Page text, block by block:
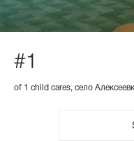
#1
of 1 child cares, село